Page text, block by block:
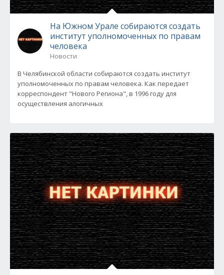
На Южном Урале собираются создать
институт уполномоченных по правам
человека
Новости
В Челябинской области собираются создать институт
уполномоченных по правам человека. Как передает
корреспондент "Нового Региона", в 1996 году для
осуществления алогичных